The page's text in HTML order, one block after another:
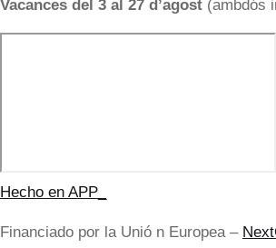
Vacances del 3 al 27 d’agost (ambdós
Hecho en APP_
Financiado por la Unió n Europea –